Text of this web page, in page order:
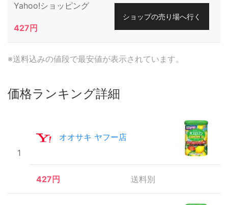
Yahoo!ショッピング
427円
ショップの売り場へ行く
※送料込みの値段で最安値が表示されています。
価格ランキング詳細
1
オオサキ ヤフー店
427円 送料別